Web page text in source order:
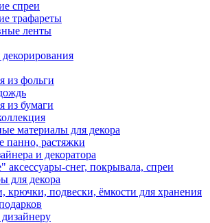
спреи
трафареты
ленты
из фольги
из бумаги
материалы для декора
панно, растяжки
и декоратора
снег, покрывала, спреи
для декора
крючки, подвески, ёмкости для хранения